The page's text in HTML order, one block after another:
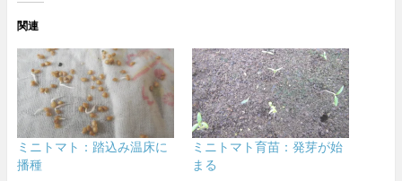
関連
ミニトマト：踏込み温床に
播種
ミニトマト育苗：発芽が始
まる